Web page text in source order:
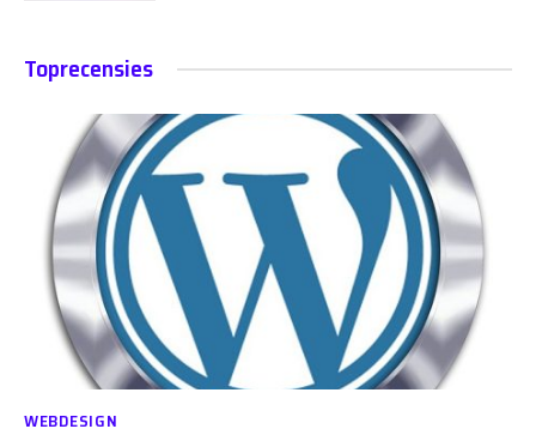
Toprecensies
WEBDESIGN